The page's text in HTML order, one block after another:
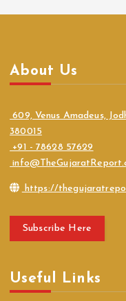
About Us
609, Venus Amadeus,
380015
+91 - 78628 57629
https://
Subscribe Here
Useful Links